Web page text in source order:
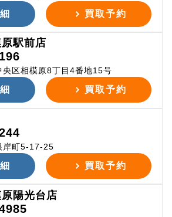
買取予約
駅前店
央区相模原8丁目4番地15号
買取予約
岸町5-17-25
買取予約
陽光台店